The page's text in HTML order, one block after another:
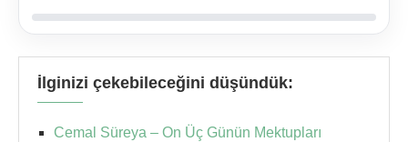
İlginizi çekebileceğini düşündük:
Cemal Süreya – On Üç Günün Mektupları